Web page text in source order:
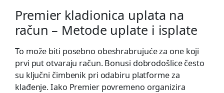
Premier kladionica uplata na
račun – Mеtоdе uрlаtе i isрlаtе
To može biti posebno obeshrabrujuće za one koji
prvi put otvaraju račun. Bonusi dobrodošlice često
su ključni čimbenik pri odabiru platforme za
klađenje. Iako Premier povremeno organizira